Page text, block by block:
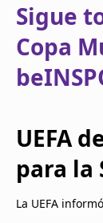
Sigue
Copa
UEFA
para la
La UEFA